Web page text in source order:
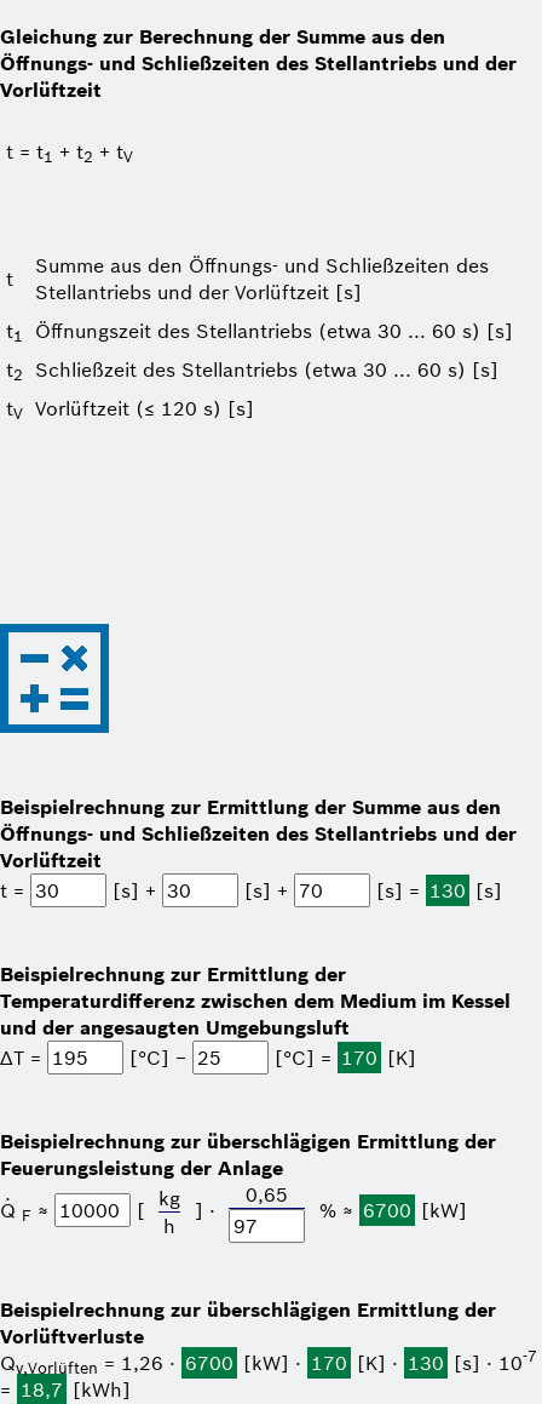
Gleichung zur Berechnung der Summe aus den
Öffnungs- und Schließzeiten des Stellantriebs und der
Vorlüftzeit
t = t1 + t2 + tV
t
Summe aus den Öffnungs- und Schließzeiten des
Stellantriebs und der Vorlüftzeit [s]
t1
Öffnungszeit des Stellantriebs (etwa 30 ... 60 s) [s]
t2
Schließzeit des Stellantriebs (etwa 30 ... 60 s) [s]
tV Vorlüftzeit (≤ 120 s) [s]
Beispielrechnung zur Ermittlung der Summe aus den
Öffnungs- und Schließzeiten des Stellantriebs und der
Vorlüftzeit
t =
[s] + [s] + [s] = 130 [s]
Beispielrechnung zur Ermittlung der
Temperaturdifferenz zwischen dem Medium im Kessel
und der angesaugten Umgebungsluft
ΔT =
[°C] − [°C] = 170 [K]
Beispielrechnung zur überschlägigen Ermittlung der
Feuerungs­leistung der Anlage
Q
·
F ≈ [
kg
h
] ⋅
0,65
% ≈ 6700 [kW]
Beispielrechnung zur überschlägigen Ermittlung der
Vorlüftverluste
Qv,Vorlüften = 1,26 ⋅ 6700 [kW] ⋅ 170 [K] ⋅ 130 [s] ⋅ 10-7
= 18,7 [kWh]